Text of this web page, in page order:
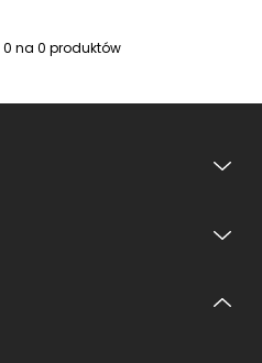
0 na 0 produktów